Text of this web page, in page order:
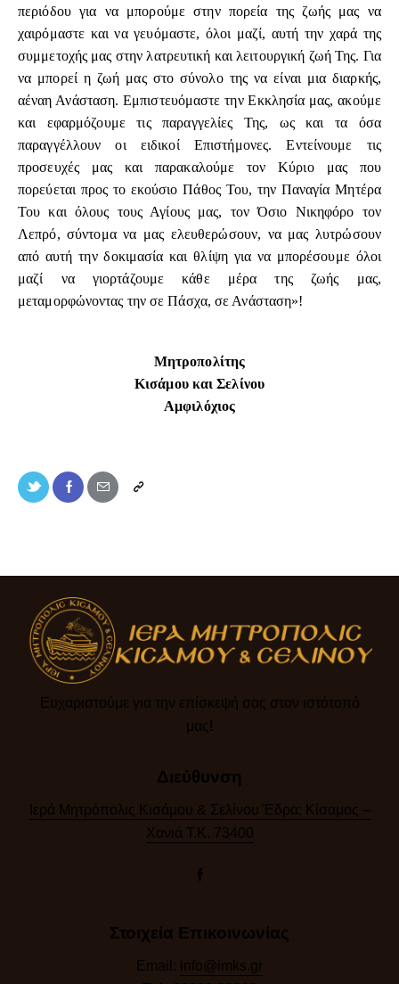
περιόδου για να μπορούμε στην πορεία της ζωής μας να
χαιρόμαστε και να γευόμαστε, όλοι μαζί, αυτή την χαρά της
συμμετοχής μας στην λατρευτική και λειτουργική ζωή Της. Για
να μπορεί η ζωή μας στο σύνολο της να είναι μια διαρκής,
αέναη Ανάσταση. Εμπιστευόμαστε την Εκκλησία μας, ακούμε
και εφαρμόζουμε τις παραγγελίες Της, ως και τα όσα
παραγγέλλουν οι ειδικοί Επιστήμονες. Εντείνουμε τις
προσευχές μας και παρακαλούμε τον Κύριο μας που
πορεύεται προς το εκούσιο Πάθος Του, την Παναγία Μητέρα
Του και όλους τους Αγίους μας, τον Όσιο Νικηφόρο τον
Λεπρό, σύντομα να μας ελευθερώσουν, να μας λυτρώσουν
από αυτή την δοκιμασία και θλίψη για να μπορέσουμε όλοι
μαζί να γιορτάζουμε κάθε μέρα της ζωής μας,
μεταμορφώνοντας την σε Πάσχα, σε Ανάσταση»!
Μητροπολίτης
Κισάμου και Σελίνου
Αμφιλόχιος
Ευχαριστούμε για την επίσκεψή σας στον ιστότοπό
μας!​
Διεύθυνση
Ιερά Μητρόπολις Κισάμου & Σελίνου Έδρα: Κίσαμος –
Χανιά Τ.Κ. 73400
Στοιχεία Επικοινωνίας
Email: info@imks.gr